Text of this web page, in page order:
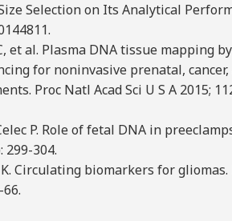
Selection on Its Analytical
et al. Plasma DNA tissue mapping
for noninvasive prenatal, cancer,
Proc Natl Acad Sci U S A 2015;
P. Role of fetal DNA in
299-304.
Circulating biomarkers for gliomas.